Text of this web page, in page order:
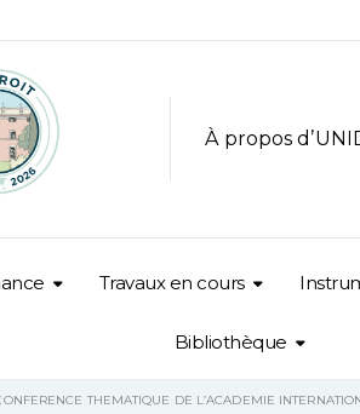
À propos
Travaux en cours
Bibliothèque
THEMATIQUE DE L’ACADEMIE